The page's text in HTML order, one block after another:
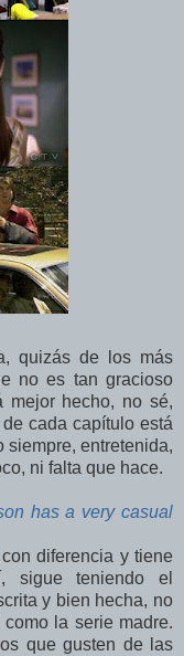
quizás de los más
no es tan gracioso
mejor hecho, no sé,
cada capítulo está
siempre, entretenida,
ni falta que hace.
has a very casual
diferencia y tiene
sigue teniendo el
y bien hecha, no
la serie madre.
que gusten de las